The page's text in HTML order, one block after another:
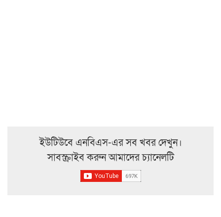
ইউটিউবে এনবিএস-এর সব খবর দেখুন।
সাবস্ক্রাইব করুন আমাদের চ্যানেলটি